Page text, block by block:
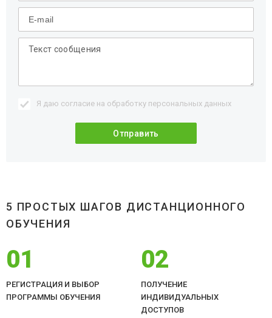
Я даю согласие на обработку персональных данных
5 ПРОСТЫХ ШАГОВ ДИСТАНЦИОННОГО
ОБУЧЕНИЯ
01
РЕГИСТРАЦИЯ И ВЫБОР
ПРОГРАММЫ ОБУЧЕНИЯ
02
ПОЛУЧЕНИЕ
ИНДИВИДУАЛЬНЫХ
ДОСТУПОВ